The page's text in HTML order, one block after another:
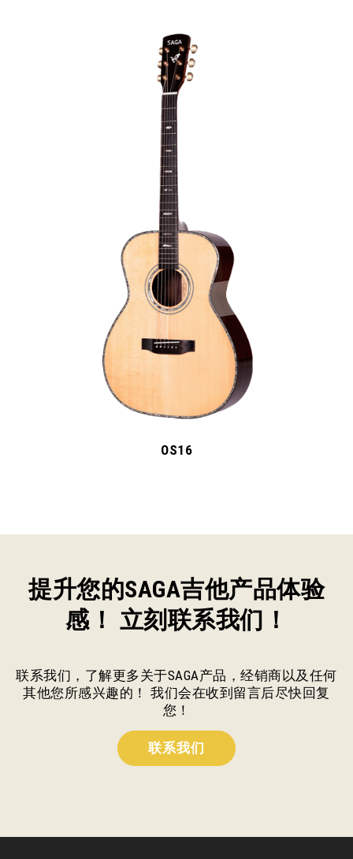
OL18
提升您的SAGA吉他产品体验
感！ 立刻联系我们！
联系我们，了解更多关于SAGA产品，经销商以及任何
其他您所感兴趣的！ 我们会在收到留言后尽快回复
您！
联系我们